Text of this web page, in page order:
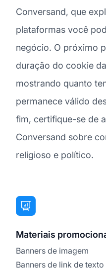
Conversand, que
plataformas você
negócio. O próximo
duração do cookie
mostrando quanto
permanece válido
fim, certifique-se de
Conversand sobre
religioso e político.
Materiais
Banners de imagem
Banners de link de texto